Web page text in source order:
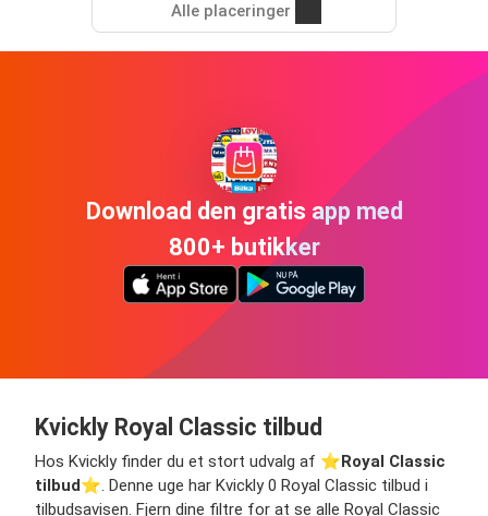
Alle placeringer
Download den gratis app med
800+ butikker
Kvickly Royal Classic tilbud
Hos Kvickly finder du et stort udvalg af ⭐️Royal Classic
tilbud⭐️. Denne uge har Kvickly 0 Royal Classic tilbud i
tilbudsavisen. Fjern dine filtre for at se alle Royal Classic